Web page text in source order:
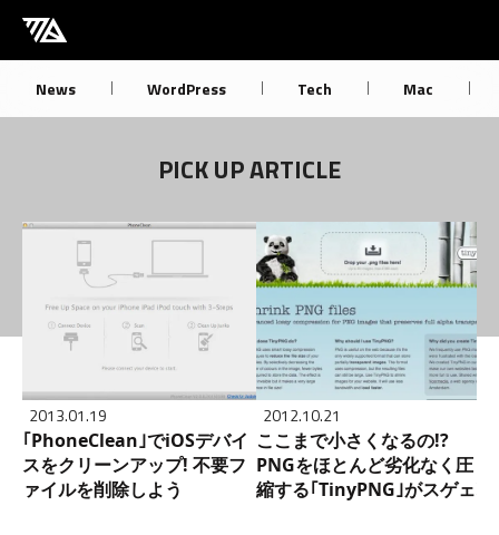
[M] mbdb [モバデビ]
News WordPress Tech Mac
PICK UP ARTICLE
2013.01.19
｢PhoneClean｣でiOSデバイ
スをクリーンアップ! 不要フ
ァイルを削除しよう
2012.10.21
ここまで小さくなるの!?
PNGをほとんど劣化なく圧
縮する｢TinyPNG｣がスゲェ!!